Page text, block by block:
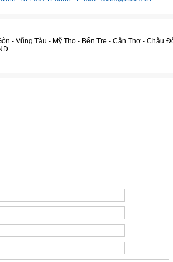
- Vũng Tàu - Mỹ Tho - Bến Tre - Cần Thơ - Châu